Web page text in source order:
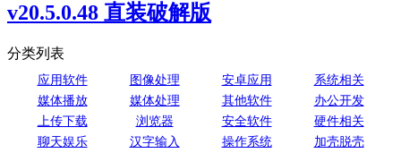
v20.5.0.48 直装破解版
分类列表
应用软件 图像处理 安卓应用
系统相关
媒体播放
媒体处理 其他软件
办公开发
上传下载
浏览器 安全软件
硬件相关
聊天娱乐
汉字输入 操作系统
加壳脱壳